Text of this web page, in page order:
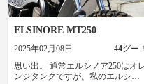
ELSINORE MT250
2025年02月08日 44グー！
思い出。 通常エルシノア250はオ
ンジタンクですが、私のエルシノ